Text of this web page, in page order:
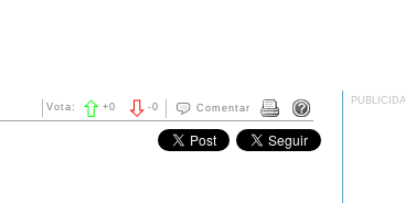
Comentar
-0
Vota: +0